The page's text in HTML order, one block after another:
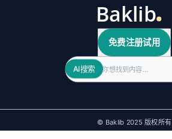
免费注册试用
Search
AI搜索
© Baklib 2025 版权所有